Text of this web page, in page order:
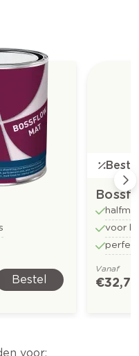
Bestel
voor
Vanaf
€ 32,73
voor: